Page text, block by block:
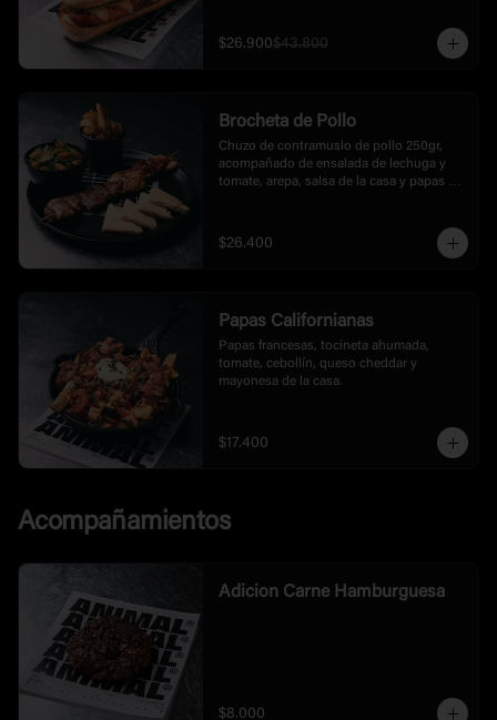
$26.900$43.800
Brocheta de Pollo
Chuzo de contramuslo de pollo 250gr,
acompañado de ensalada de lechuga y
tomate, arepa, salsa de la casa y papas a
$26.400
Papas Californianas
Papas francesas, tocineta ahumada,
tomate, cebollín, queso cheddar y
mayonesa de la casa.
$17.400
Acompañamientos
Adicion Carne Hamburguesa
$8.000